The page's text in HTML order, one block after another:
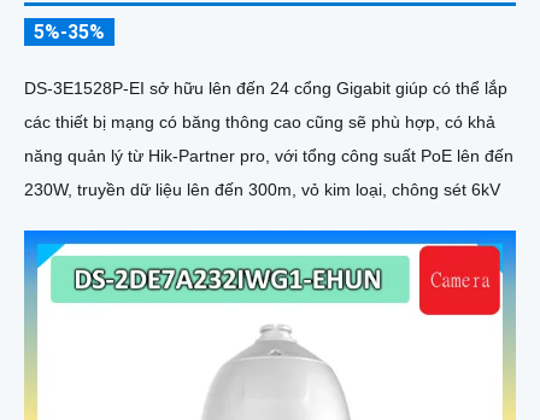
5%-35%
DS-3E1528P-EI sở hữu lên đến 24 cổng Gigabit giúp có thể lắp
các thiết bị mạng có băng thông cao cũng sẽ phù hợp, có khả
năng quản lý từ Hik-Partner pro, với tổng công suất PoE lên đến
230W, truyền dữ liệu lên đến 300m, vỏ kim loại, chông sét 6kV